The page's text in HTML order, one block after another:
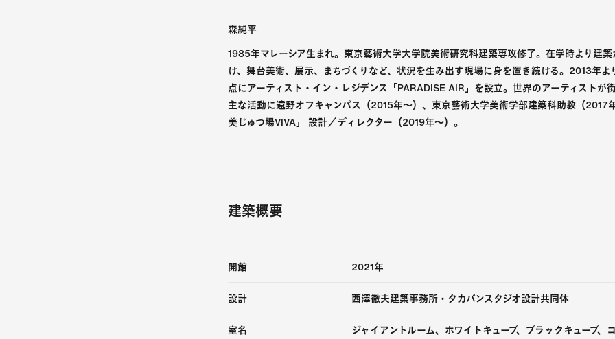
森純平
1985年マレーシア生まれ。東京藝術大学大学院美術研究科建築専攻修了。在学時より建
け、舞台美術、展示、まちづくりなど、状況を生み出す現場に身を置き続ける。2013年
点にアーティスト・イン・レジデンス「PARADISE AIR」を設立。世界のアーティストが
主な活動に遠野オフキャンパス（2015年～）、東京藝術大学美術学部建築科助教（2017
美じゅつ場VIVA」 設計／ディレクター（2019年～）。
建築概要
開館 2021年
設計 西澤徹夫建築事務所・タカバンスタジオ設計共同体
室名
ジャイアントルーム、ホワイトキューブ、ブラックキューブ、